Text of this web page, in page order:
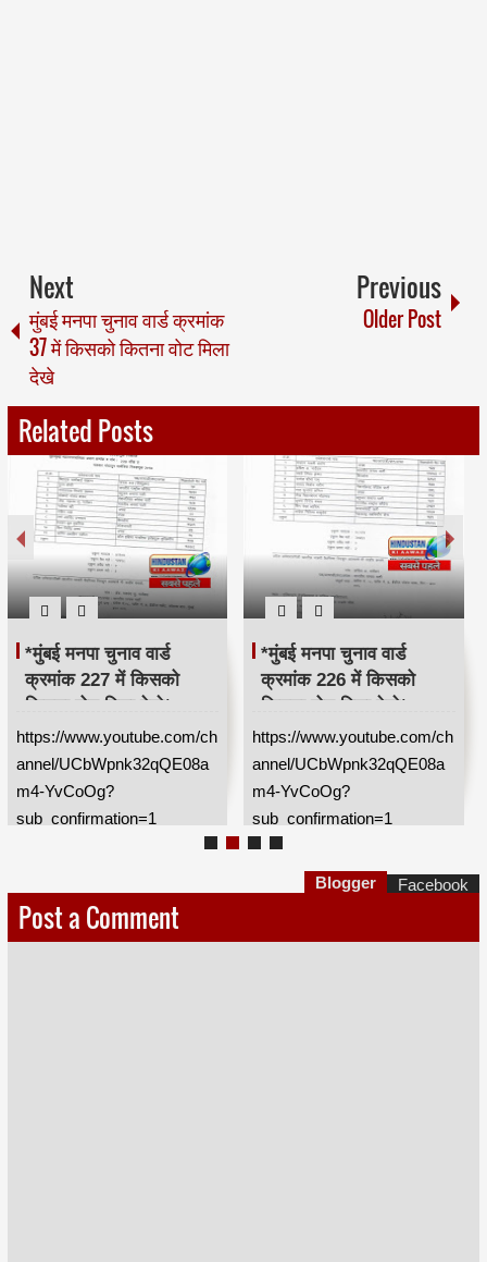
Next
मुंबई मनपा चुनाव वार्ड क्रमांक
37 में किसको कितना वोट मिला
देखे
Previous
Older Post
Related Posts
*मुंबई मनपा चुनाव वार्ड
क्रमांक 227 में किसको
कितना वोट मिला देखे*
https://www.youtube.com/ch
annel/UCbWpnk32qQE08a
m4-YvCoOg?
sub_confirmation=1
*मुंबई मनपा चुनाव वार्ड
क्रमांक 226 में किसको
कितना वोट मिला देखे*
https://www.youtube.com/ch
annel/UCbWpnk32qQE08a
m4-YvCoOg?
sub_confirmation=1
Post a Comment
Blogger Facebook